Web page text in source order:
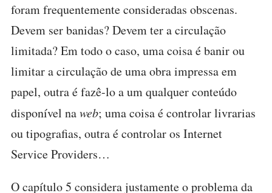
foram frequentemente consideradas obscenas.
Devem ser banidas? Devem ter a circulação
limitada? Em todo o caso, uma coisa é banir ou
limitar a circulação de uma obra impressa em
papel, outra é fazê-lo a um qualquer conteúdo
disponível naweb; uma coisa é controlar livrarias
ou tipografias, outra é controlar os Internet
Service Providers…
O capítulo 5 considera justamente o problema da